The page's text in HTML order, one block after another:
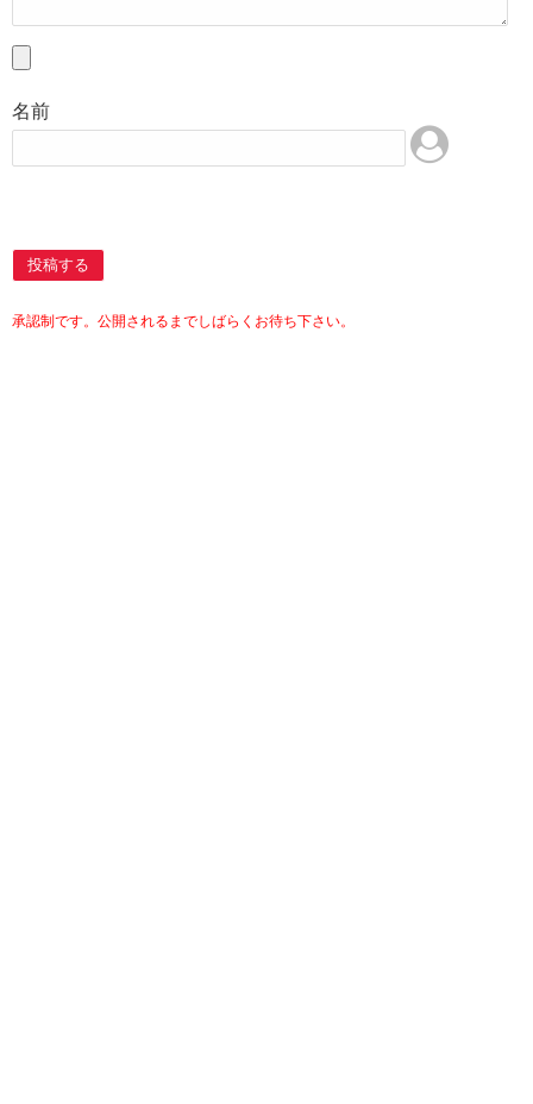
名前
投稿する
承認制です。公開されるまでしばらくお待ち下さい。